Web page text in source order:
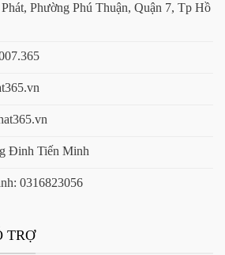
Phường Phú Thuận, Quận 7, Tp Hồ
Đinh Tiến Minh
0316823056
TRỢ